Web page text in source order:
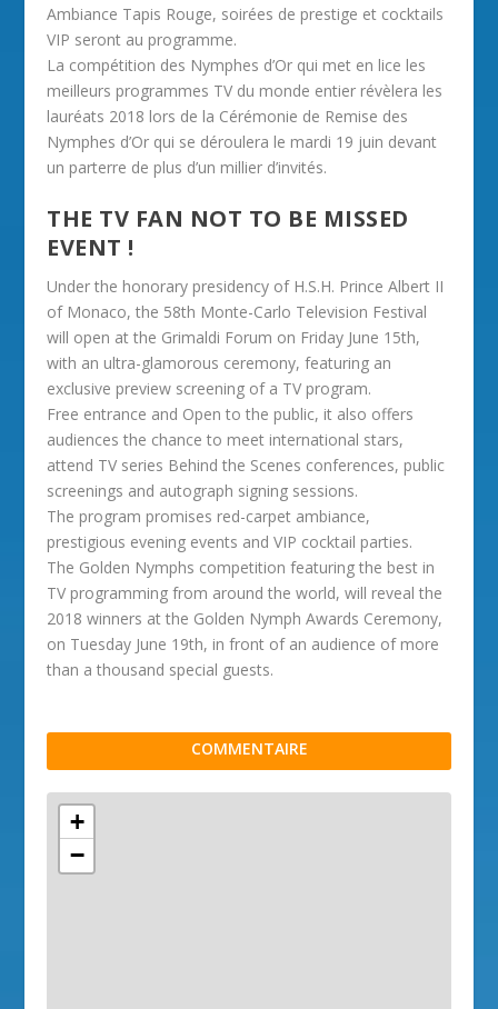
Ambiance Tapis Rouge, soirées de prestige et cocktails
VIP seront au programme.
La compétition des Nymphes d’Or qui met en lice les
meilleurs programmes TV du monde entier révèlera les
lauréats 2018 lors de la Cérémonie de Remise des
Nymphes d’Or qui se déroulera le mardi 19 juin devant
un parterre de plus d’un millier d’invités.
THE TV FAN NOT TO BE MISSED
EVENT !
Under the honorary presidency of H.S.H. Prince Albert II
of Monaco, the 58th Monte-Carlo Television Festival
will open at the Grimaldi Forum on Friday June 15th,
with an ultra-glamorous ceremony, featuring an
exclusive preview screening of a TV program.
Free entrance and Open to the public, it also offers
audiences the chance to meet international stars,
attend TV series Behind the Scenes conferences, public
screenings and autograph signing sessions.
The program promises red-carpet ambiance,
prestigious evening events and VIP cocktail parties.
The Golden Nymphs competition featuring the best in
TV programming from around the world, will reveal the
2018 winners at the Golden Nymph Awards Ceremony,
on Tuesday June 19th, in front of an audience of more
than a thousand special guests.
COMMENTAIRE
+
−